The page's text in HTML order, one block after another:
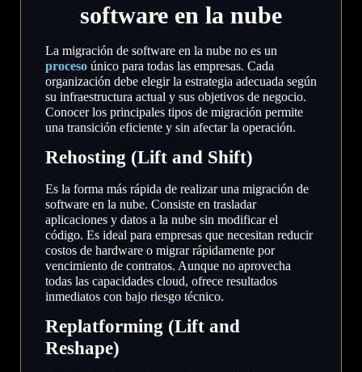
software en la nube
La migración de software en la nube no es un
proceso único para todas las empresas. Cada
organización debe elegir la estrategia adecuada según
su infraestructura actual y sus objetivos de negocio.
Conocer los principales tipos de migración permite
una transición eficiente y sin afectar la operación.
Rehosting (Lift and Shift)
Es la forma más rápida de realizar una migración de
software en la nube. Consiste en trasladar
aplicaciones y datos a la nube sin modificar el
código. Es ideal para empresas que necesitan reducir
costos de hardware o migrar rápidamente por
vencimiento de contratos. Aunque no aprovecha
todas las capacidades cloud, ofrece resultados
inmediatos con bajo riesgo técnico.
Replatforming (Lift and
Reshape)